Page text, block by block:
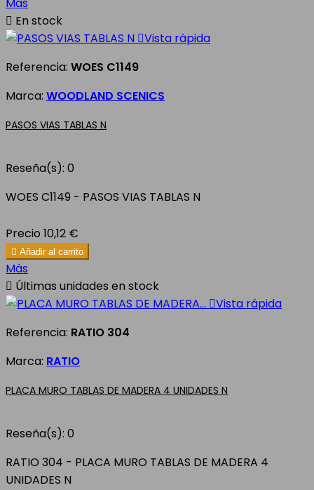
Más
 En stock
Vista rápida
Referencia: WOES C1149
Marca: WOODLAND SCENICS
PASOS VIAS TABLAS N
Reseña(s): 0
WOES C1149 - PASOS VIAS TABLAS N
Precio 10,12 €
 Añadir al carrito
Más
 Últimas unidades en stock
Vista rápida
Referencia: RATIO 304
Marca: RATIO
PLACA MURO TABLAS DE MADERA 4 UNIDADES N
Reseña(s): 0
RATIO 304 - PLACA MURO TABLAS DE MADERA 4
UNIDADES N